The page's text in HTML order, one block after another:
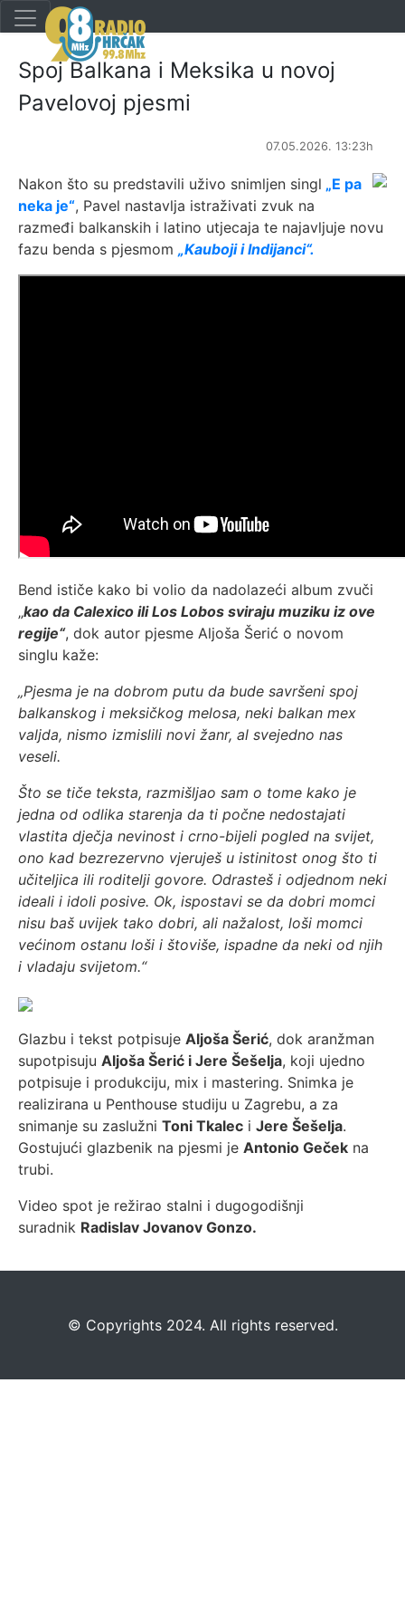
Spoj Balkana i Meksika u novoj
Pavelovoj pjesmi
07.05.2026. 13:23h
Nakon što su predstavili uživo snimljen singl „E pa
neka je“, Pavel nastavlja istraživati zvuk na
razmeđi balkanskih i latino utjecaja te najavljuje novu
fazu benda s pjesmom „Kauboji i Indijanci“.
Bend ističe kako bi volio da nadolazeći album zvuči
„kao da Calexico ili Los Lobos sviraju muziku iz ove
regije“, dok autor pjesme Aljoša Šerić o novom
singlu kaže:
„Pjesma je na dobrom putu da bude savršeni spoj
balkanskog i meksičkog melosa, neki balkan mex
valjda, nismo izmislili novi žanr, al svejedno nas
veseli.
Što se tiče teksta, razmišljao sam o tome kako je
jedna od odlika starenja da ti počne nedostajati
vlastita dječja nevinost i crno-bijeli pogled na svijet,
ono kad bezrezervno vjeruješ u istinitost onog što ti
učiteljica ili roditelji govore. Odrasteš i odjednom neki
ideali i idoli posive. Ok, ispostavi se da dobri momci
nisu baš uvijek tako dobri, ali nažalost, loši momci
većinom ostanu loši i štoviše, ispadne da neki od njih
i vladaju svijetom.“
Glazbu i tekst potpisuje Aljoša Šerić, dok aranžman
supotpisuju Aljoša Šerić i Jere Šešelja, koji ujedno
potpisuje i produkciju, mix i mastering. Snimka je
realizirana u Penthouse studiju u Zagrebu, a za
snimanje su zaslužni Toni Tkalec i Jere Šešelja.
Gostujući glazbenik na pjesmi je Antonio Geček na
trubi.
Video spot je režirao stalni i dugogodišnji
suradnik Radislav Jovanov Gonzo.
©️ Copyrights 2024. All rights reserved.